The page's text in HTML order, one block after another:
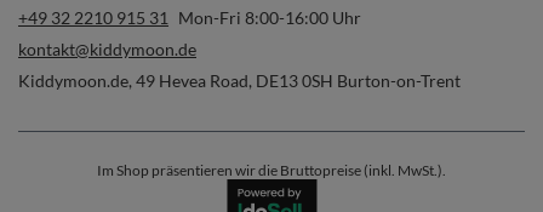
+49 32 2210 915 31
Mon-Fri 8:00-16:00 Uhr
kontakt@kiddymoon.de
Kiddymoon.de, 49 Hevea Road, DE13 0SH Burton-on-Trent
Im Shop präsentieren wir die Bruttopreise (inkl. MwSt.).